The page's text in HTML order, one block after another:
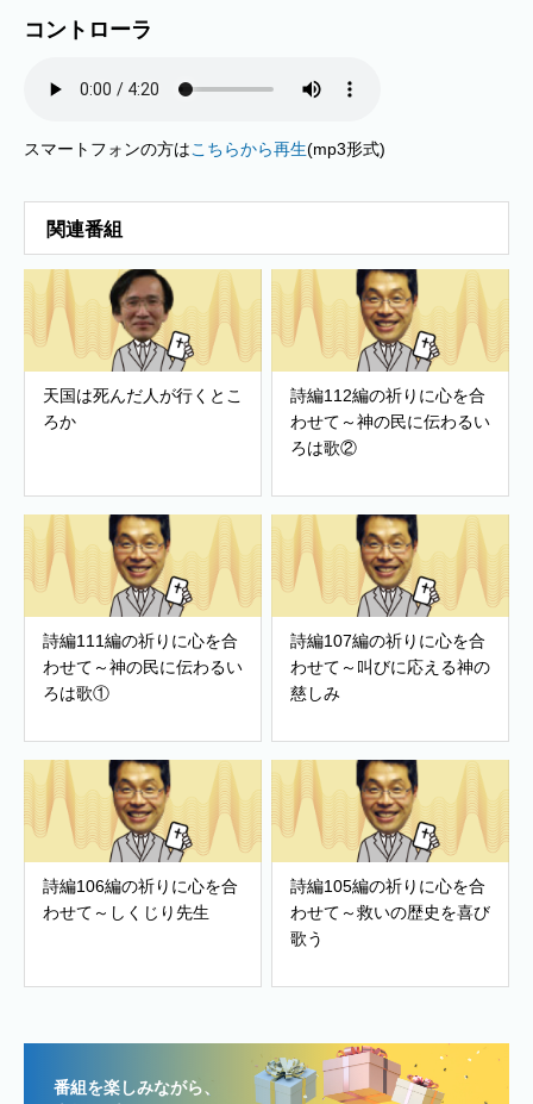
コントローラ
スマートフォンの方はこちらから再生(mp3形式)
関連番組
天国は死んだ人が行くとこ
ろか
詩編112編の祈りに心を合
わせて～神の民に伝わるい
ろは歌②
詩編111編の祈りに心を合
わせて～神の民に伝わるい
ろは歌①
詩編107編の祈りに心を合
わせて～叫びに応える神の
慈しみ
詩編106編の祈りに心を合
わせて～しくじり先生
詩編105編の祈りに心を合
わせて～救いの歴史を喜び
歌う
番組を楽しみながら、